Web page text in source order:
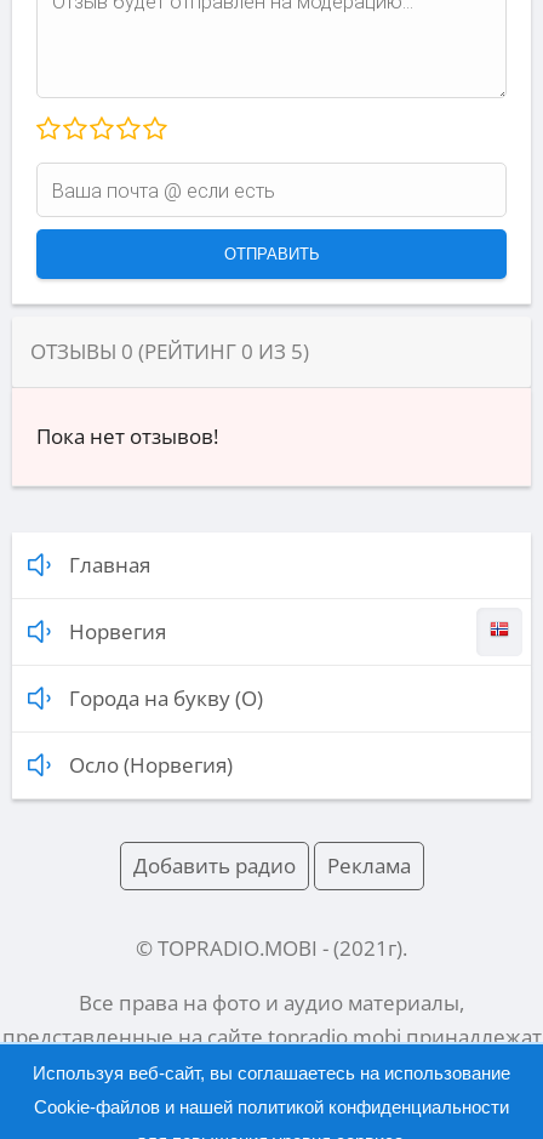
ОТЗЫВЫ 0 (РЕЙТИНГ 0 ИЗ 5)
Пока нет отзывов!
Главная
Норвегия
Города на букву (О)
Осло (Норвегия)
Добавить радио Реклама
© TOPRADIO.MOBI - (2021 г).
Все права на фото и аудио материалы,
представленные на сайтеtopradio.mobiпринадлежат
их законным владельцам.
Используя веб-сайт, вы соглашаетесь на использование
Cookie-файлов и нашей политикой конфиденциальности